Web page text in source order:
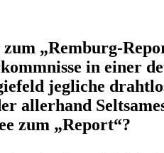
„Remburg-
in einer
jegliche
allerhand
zum „Report“?